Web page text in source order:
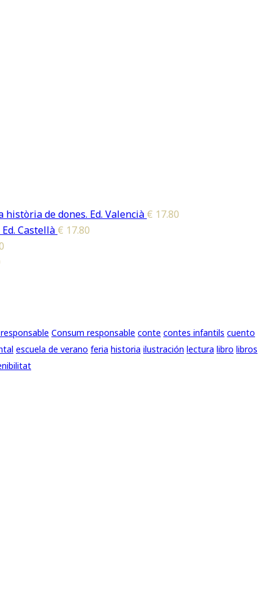
de dones. Ed. Valencià € 17.80
Castellà € 17.80
Consum responsable conte contes infantils cuento
escuela de verano feria historia ilustración lectura libro libros